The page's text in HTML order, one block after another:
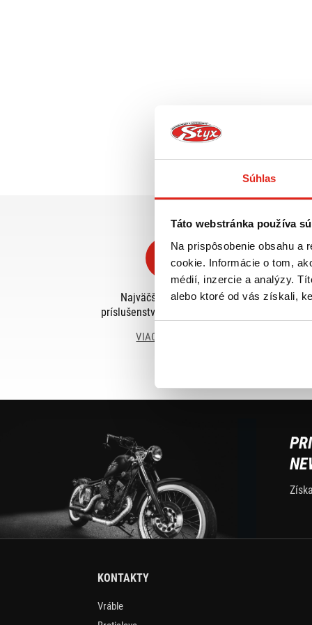
Súhlas
Táto webstránka používa
Na prispôsobenie obsahu a
cookie. Informácie o tom,
médií, inzercie a analýzy.
alebo ktoré od vás získali,
Najväčší výber moto
príslušenstva ihneď k odberu
VIAC INFO
KONTAKTY
Vráble